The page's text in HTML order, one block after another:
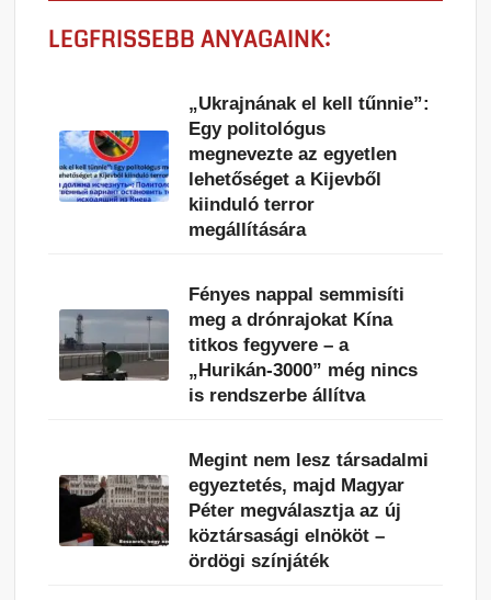
LEGFRISSEBB ANYAGAINK:
„Ukrajnának el kell tűnnie”:
Egy politológus
megnevezte az egyetlen
lehetőséget a Kijevből
kiinduló terror
megállítására
Fényes nappal semmisíti
meg a drónrajokat Kína
titkos fegyvere – a
„Hurikán-3000” még nincs
is rendszerbe állítva
Megint nem lesz társadalmi
egyeztetés, majd Magyar
Péter megválasztja az új
köztársasági elnököt –
ördögi színjáték